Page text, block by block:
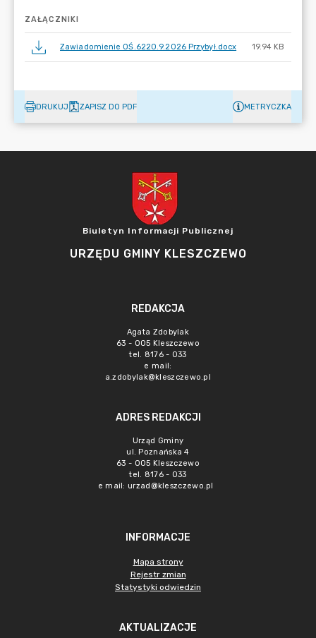
ZAŁĄCZNIKI
Zawiadomienie OŚ.6220.9.2026 Przybył.docx 19.94 KB
DRUKUJ ZAPISZ DO PDF METRYCZKA
Biuletyn Informacji Publicznej
URZĘDU GMINY KLESZCZEWO
REDAKCJA
Agata Zdobylak
63 - 005 Kleszczewo
tel. 8176 - 033
e mail:
a.zdobylak@kleszczewo.pl
ADRES REDAKCJI
Urząd Gminy
ul. Poznańska 4
63 - 005 Kleszczewo
tel. 8176 - 033
e mail: urzad@kleszczewo.pl
INFORMACJE
Mapa strony
Rejestr zmian
Statystyki odwiedzin
AKTUALIZACJE